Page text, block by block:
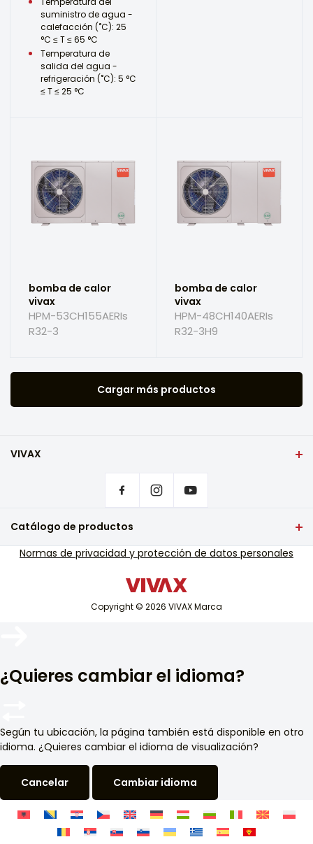
suministro de agua -
calefacción (˚C): 25
°C ≤ T ≤ 65 °C
Temperatura de
salida del agua -
refrigeración (˚C): 5 °C
≤ T ≤ 25 °C
bomba de calor
vivax
HPM-53CH155AERIs
R32-3
bomba de calor
vivax
HPM-48CH140AERIs
R32-3H9
Cargar más productos
VIVAX
¿Dónde comprar productos VIVAX?
Soporte de servicio de garantía
Soporte de servicio fuera de garantía
Catálogo de productos
televisión y audio
Aire acondicionadoCopyright © 2026 VIVAX Marca
Normas de privacidad y protección de datos personales
¿Quieres cambiar el idioma?
Según tu ubicación, la página también está disponible en otro
idioma. ¿Quieres cambiar el idioma de visualización?
Cancelar Cambiar idioma